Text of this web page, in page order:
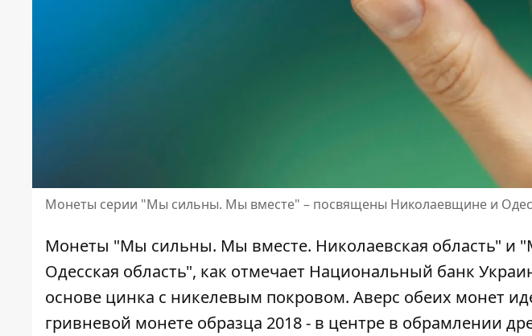
Монеты серии "Мы сильны. Мы вместе" – посвящены Николаевщине и
Монеты "Мы сильны. Мы вместе. Николаевская область" и
Одесская область", как отмечает Национальный банк
основе цинка с никелевым покровом. Аверс обеих монет
гривневой монете образца 2018 - в центре в обрамлении